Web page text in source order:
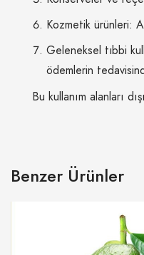
Kozmetik ürünleri:
Geleneksel tıbbi
ödemlerin
Bu kullanım alanları
Benzer Ürünler